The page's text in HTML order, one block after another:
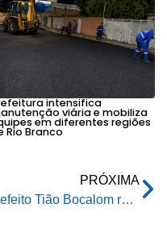
intensifica
viária e mobiliza
em diferentes regiões
Rio Branco
PRÓXIMA
Prefeito Tião Bocalom recebeu visita de cortesia do deputado Estadual Tadeu Hassem (PRB)